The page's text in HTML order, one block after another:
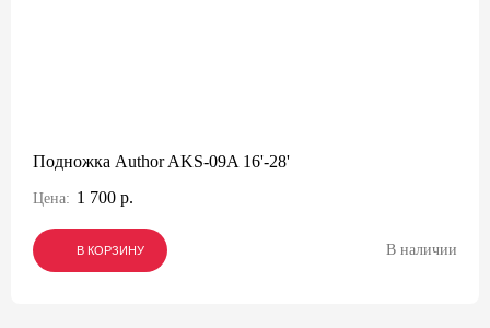
Подножка Author AKS-09A 16'-28'
Цена: 1 700 р.
В КОРЗИНУ
В КОРЗИНУ
В КОРЗИНУ В наличии